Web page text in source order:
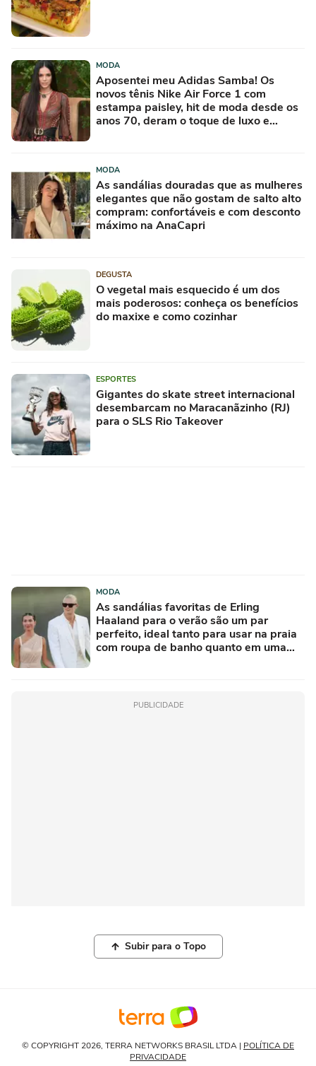
MODA
Aposentei meu Adidas Samba! Os
novos tênis Nike Air Force 1 com
estampa paisley, hit de moda desde os
anos 70, deram o toque de luxo e
MODA
As sandálias douradas que as mulheres
elegantes que não gostam de salto alto
compram: confortáveis e com desconto
máximo na AnaCapri
DEGUSTA
O vegetal mais esquecido é um dos
mais poderosos: conheça os benefícios
do maxixe e como cozinhar
ESPORTES
Gigantes do skate street internacional
desembarcam no Maracanãzinho (RJ)
para o SLS Rio Takeover
MODA
As sandálias favoritas de Erling
Haaland para o verão são um par
perfeito, ideal tanto para usar na praia
com roupa de banho quanto em uma
PUBLICIDADE
Subir para o Topo
© COPYRIGHT 2026, TERRA NETWORKS BRASIL LTDA | POLÍTICA DE
PRIVACIDADE